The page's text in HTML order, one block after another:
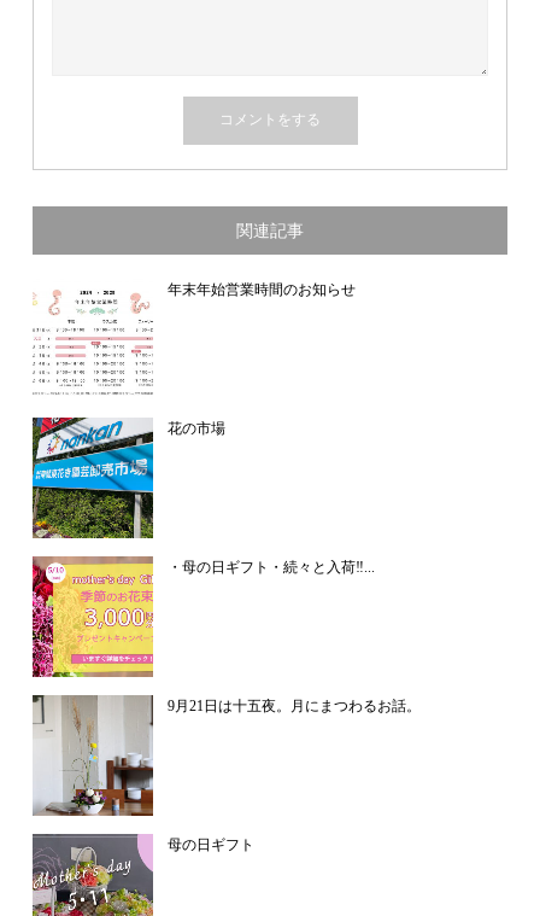
関連記事
年末年始営業時間のお知らせ
花の市場
・母の日ギフト・続々と入荷‼...
9月21日は十五夜。月にまつわるお話。
母の日ギフト